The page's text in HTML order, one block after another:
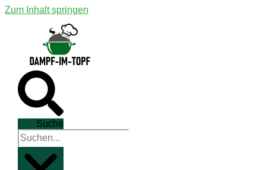
Zum Inhalt springen
Suche